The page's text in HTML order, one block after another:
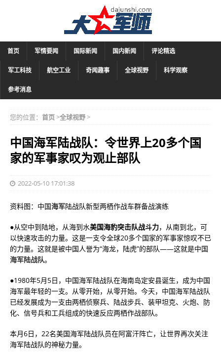
首页 军情要闻 国际新闻 国内新闻 评论精选
军工科技 航空工业 奇闻趣事 全球视野 科学观察
参考消息
您的位置： 首页>全球视野>
中国海军陆战队：令世界上20多个国
家的军事家叹为观止部队
2022-05-10 17:01:38
资料图：中国海军陆战队新型两栖作战车群备战演练
●从空中到陆地，从海到水美国海豹突击队战斗力，从南到北，可
以快速攻击的力量。这是一支令全球20多个国家的军事家惊叹不已
的力量。这就是被中国人誉为“海龙，陆虎”的部队——这就是中国
海军陆战队。
●1980年5月5日，中国海军陆战队在海南岛定安县诞生，成为中国
海军最年轻的一支。从零开始，从零开始。今天，中国海军陆战队
已经发展成为一支由两栖侦察兵、陆战步兵、装甲坦克、火炮、防
化、信号兵和工兵组成的快速反应两栖作战部队。
本月6日，22名美国海军陆战队员在阿富汗阵亡，让世界再次关注
海军陆战队的神秘力量。